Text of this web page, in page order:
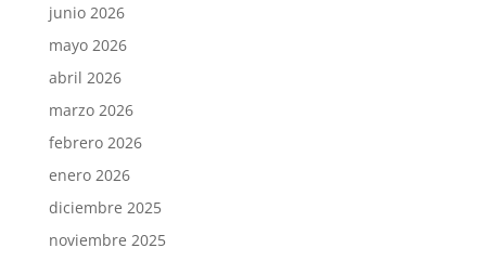
junio 2026
mayo 2026
abril 2026
marzo 2026
febrero 2026
enero 2026
diciembre 2025
noviembre 2025